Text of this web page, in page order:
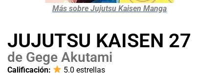
Más sobre Jujutsu Kaisen Manga
JUJUTSU KAISEN 27
de Gege Akutami
Calificación: 5.0 estrellas